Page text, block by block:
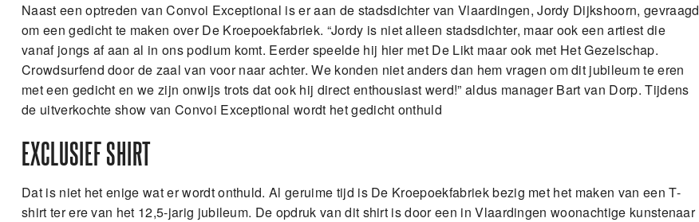
Naast een optreden van Convoi Exceptional is er aan de stadsdichter van Vlaardingen, Jordy Dijkshoorn, gevraagd
om een gedicht te maken over De Kroepoekfabriek. “Jordy is niet alleen stadsdichter, maar ook een artiest die
vanaf jongs af aan al in ons podium komt. Eerder speelde hij hier met De Likt maar ook met Het Gezelschap.
Crowdsurfend door de zaal van voor naar achter. We konden niet anders dan hem vragen om dit jubileum te eren
met een gedicht en we zijn onwijs trots dat ook hij direct enthousiast werd!” aldus manager Bart van Dorp. Tijdens
de uitverkochte show van Convoi Exceptional wordt het gedicht onthuld
EXCLUSIEF SHIRT
Dat is niet het enige wat er wordt onthuld. Al geruime tijd is De Kroepoekfabriek bezig met het maken van een T-
shirt ter ere van het 12,5-jarig jubileum. De opdruk van dit shirt is door een in Vlaardingen woonachtige kunstenaar